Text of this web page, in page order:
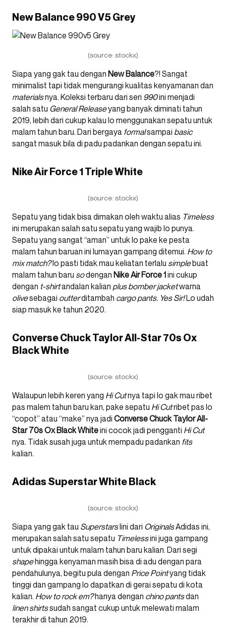
New Balance 990 V5 Grey
(source: stockx)
Siapa yang gak tau dengan New Balance?! Sangat
minimalist tapi tidak mengurangi kualitas kenyamanan dan
materialsnya. Koleksi terbaru dari seri 990ini menjadi
salah satu General Releaseyang banyak diminati tahun
2019, lebih dari cukup kalau lo menggunakan sepatu untuk
malam tahun baru. Dari bergaya formalsampai basic
sangat masuk bila di padu padankan dengan sepatu ini.
Nike Air Force 1 Triple White
(source: stockx)
Sepatu yang tidak bisa dimakan oleh waktu alias Timeless
ini merupakan salah satu sepatu yang wajib lo punya.
Sepatu yang sangat “aman” untuk lo pake ke pesta
malam tahun baruan ini lumayan gampang ditemui. How to
mix match?lo pasti tidak mau keliatan terlalu simplebuat
malam tahun baru sodengan Nike Air Force 1ini cukup
dengan t-shirtandalan kalian plus bomber jacketwarna
olivesebagai outterditambah cargo pants. Yes Sir!Lo udah
siap masuk ke tahun 2020.
Converse Chuck Taylor All-Star 70s Ox
Black White
(source: stockx)
Walaupun lebih keren yang Hi Cutnya tapi lo gak mau ribet
pas malem tahun baru kan, pake sepatu Hi Cutribet pas lo
“copot” atau “make” nya jadi Converse Chuck Taylor All-
Star 70s Ox Black Whiteini cocok jadi pengganti Hi Cut
nya. Tidak susah juga untuk mempadu padankan fits
kalian.
Adidas Superstar White Black
(source: stockx)
Siapa yang gak tau Superstarslini dari OriginalsAdidas ini,
merupakan salah satu sepatu Timelessini juga gampang
untuk dipakai untuk malam tahun baru kalian. Dari segi
shapehingga kenyaman masih bisa di adu dengan para
pendahulunya, begitu pula dengan Price Pointyang tidak
tinggi dan gampang lo dapatkan di gerai sepatu di kota
kalian. How to rock em?hanya dengan chino pantsdan
linen shirtssudah sangat cukup untuk melewati malam
terakhir di tahun 2019.